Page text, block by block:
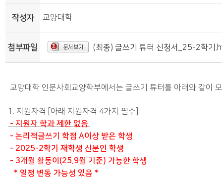
작성자 교양대학
첨부파일 (최종) 글쓰기 튜터 신청서_25-2학기
교양대학 인문사회교양학부에서는 글쓰기 튜터를 아래와 같이
1. 지원자격 [아래 지원자격 4가지 필수]
- 지원자 학과 제한 없음
- 논리적글쓰기 학점 A이상 받은 학생
- 2025-2학기 재학생 신분인 학생
- 3개월 활동이(25.9월 기준) 가능한 학생
* 일정 변동 가능성 있음 *